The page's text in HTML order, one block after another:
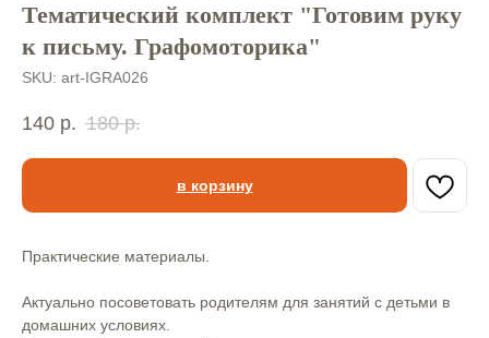
Тематический комплект "Готовим руку
к письму. Графомоторика"
SKU: art-IGRA026
140 р. 180 р.
в корзину
Практические материалы.⠀
Актуально посоветовать родителям для занятий с детьми в
домашних условиях. ⠀